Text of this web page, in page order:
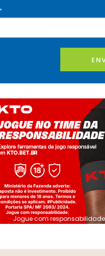
*
Jogue com